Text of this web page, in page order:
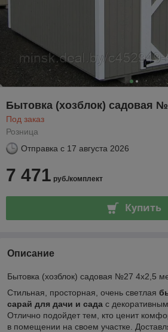
Бытовка (хозблок) садовая
Под заказ
Розница
Отправка с 17 августа 2026
7 471 руб./комплект
Купить
Описание
Бытовка (хозблок) садовая №27 4х2,5
Стильная, просторная, очень светлая
сарай для дачи и сада с
Отлично подойдет тем, кто ценит
в помещении на своем участке.